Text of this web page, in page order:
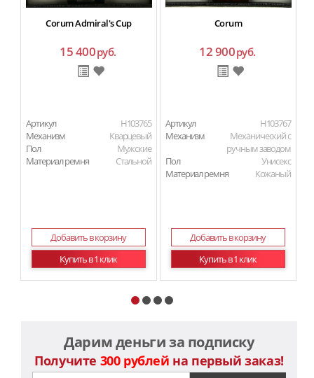
Corum Admiral's Cup
15 400руб.
Артикул
H103765
Механизм
Кварцевый
Пол
Мужские
Материал ремня
Стальной
Добавить в корзину
Купить в 1 клик
Corum
12 900руб.
Артикул
H103767
Механизм
Механический с
ручным заводом
Пол
Унисекс
Материал ремня
Кожаный
Добавить в корзину
Купить в 1 клик
Дарим деньги за подписку
Получите 300 рублей на первый заказ!